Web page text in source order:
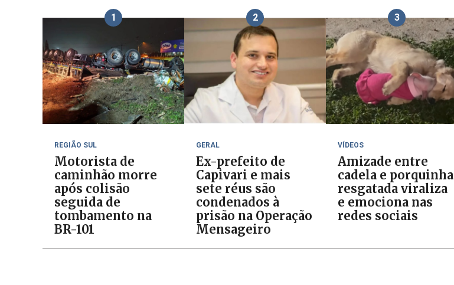
1
REGIÃO SUL
Motorista de
caminhão morre
após colisão
seguida de
tombamento na
BR-101
2
GERAL
Ex-prefeito de
Capivari e mais
sete réus são
condenados à
prisão na Operação
Mensageiro
3
VÍDEOS
Amizade entre
cadela e porquinha
resgatada viraliza
e emociona nas
redes sociais